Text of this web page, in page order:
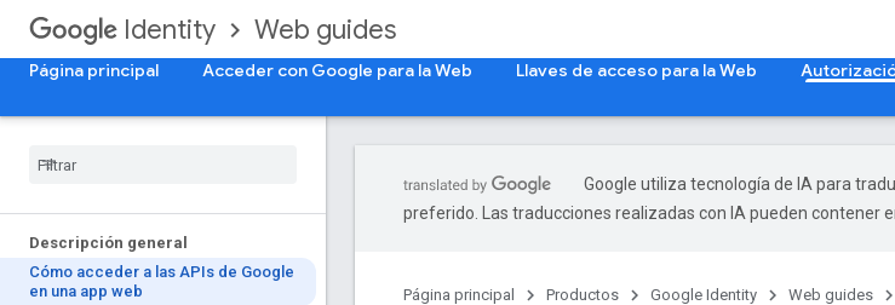
Identity Web guides
Página principal
Acceder con Google para la Web Llaves de acceso para la Web
Descripción general
Cómo acceder a las APIs de Google
en una app web
Google utiliza tecnología de IA para
preferido. Las traducciones realizadas con IA pueden contener
Página principal Productos Google Identity Web guides